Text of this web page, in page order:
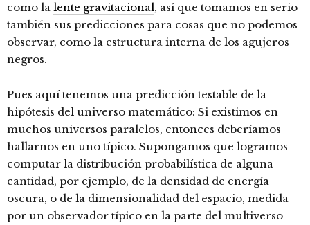
como la lente gravitacional, así que tomamos en serio
también sus predicciones para cosas que no podemos
observar, como la estructura interna de los agujeros
negros.
Pues aquí tenemos una predicción testable de la
hipótesis del universo matemático: Si existimos en
muchos universos paralelos, entonces deberíamos
hallarnos en uno típico. Supongamos que logramos
computar la distribución probabilística de alguna
cantidad, por ejemplo, de la densidad de energía
oscura, o de la dimensionalidad del espacio, medida
por un observador típico en la parte del multiverso